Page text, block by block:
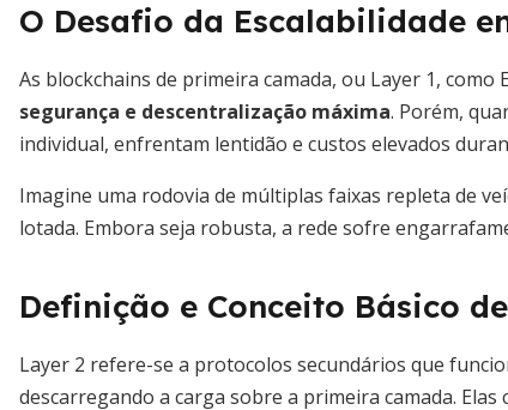
O Desafio da Escalabilidade
As blockchains de primeira camada, ou Layer 1,
segurança e descentralização máxima. Porém,
individual, enfrentam lentidão e custos elevados
Imagine uma rodovia de múltiplas faixas repleta de
lotada. Embora seja robusta, a rede sofre
Definição e Conceito Básico
Layer 2 refere-se a protocolos secundários que
descarregando a carga sobre a primeira camada.